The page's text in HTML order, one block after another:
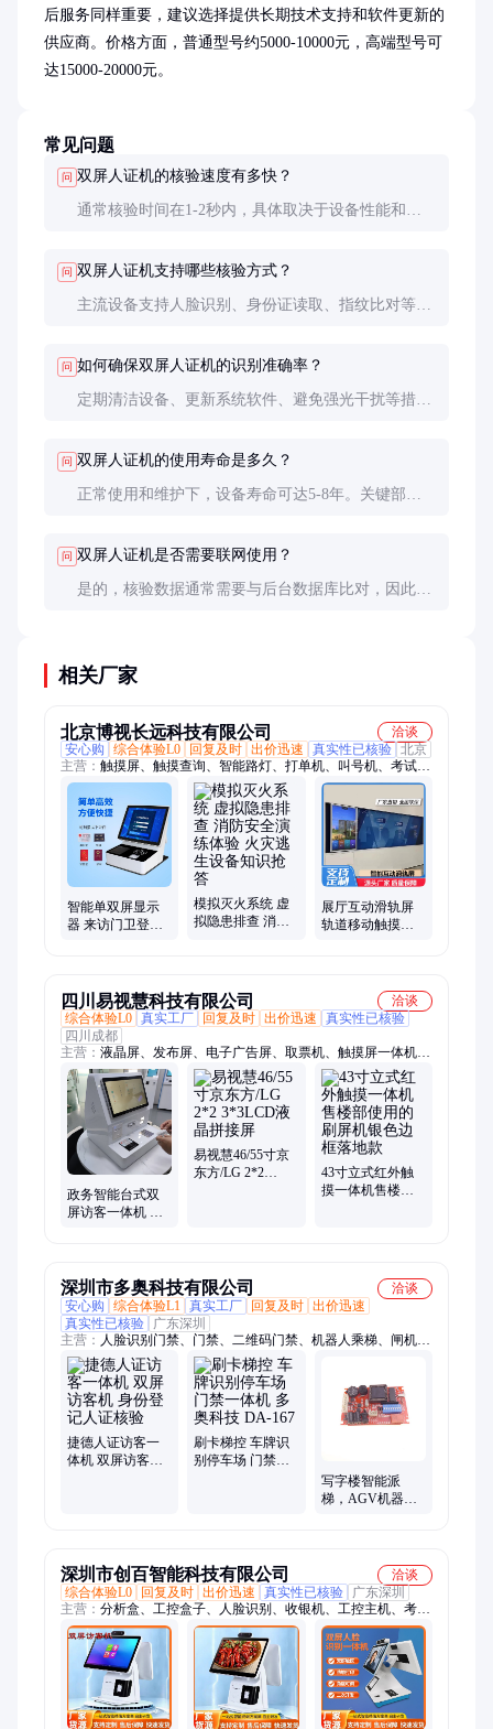
后服务同样重要，建议选择提供长期技术支持和软件更新的
供应商。价格方面，普通型号约5000-10000元，高端型号可
达15000-20000元。
常见问题
问 双屏人证机的核验速度有多快？
通常核验时间在1-2秒内，具体取决于设备性能和网
问 双屏人证机支持哪些核验方式？
主流设备支持人脸识别、身份证读取、指纹比对等多
问 如何确保双屏人证机的识别准确率？
定期清洁设备、更新系统软件、避免强光干扰等措施
问 双屏人证机的使用寿命是多久？
正常使用和维护下，设备寿命可达5-8年。关键部件
问 双屏人证机是否需要联网使用？
是的，核验数据通常需要与后台数据库比对，因此稳
相关厂家
北京博视长远科技有限公司
洽谈
安心购
综合体验L0 回复及时 出价迅速 真实性已核验 北京
主营： 触摸屏、触摸查询、智能路灯、打单机、叫号机、考试
机、除味机、取单机、取票机、广告机、排队机、借阅机、费缴
费机、电子听书机、电子图书、自助终端、医院自助、滑轨电
视、图书自助、智慧路灯、自助借还、纳米触摸、自助购票、纳
米黑板、全息投影
智能单双屏显示
器 来访门卫登记
模拟灭火系统 虚
拟隐患排查 消防
展厅互动滑轨屏
轨道移动触摸显
四川易视慧科技有限公司
洽谈
综合体验L0 真实工厂 回复及时 出价迅速
真实性已核验
四川成都
主营： 液晶屏、发布屏、电子广告屏、取票机、触摸屏一体机、
签到机、工控机、广告机、海报机、排队机、教学会议一体机、
自助机、触控一体机、查询机、自助终端机、电子屏、触摸显示
器、滑轨屏、拼接屏、联动屏、分诊屏、led显示屏、门牌屏、画
框屏
政务智能台式双
屏访客一体机 刷
易视慧46/55寸京
东方/LG 2*2
43寸立式红外触
摸一体机售楼部
深圳市多奥科技有限公司
洽谈
安心购
综合体验L1 真实工厂 回复及时 出价迅速
真实性已核验
广东深圳
主营： 人脸识别门禁、门禁、二维码门禁、机器人乘梯、闸机、
智能一卡通、门禁一卡通、智能梯控、梯控一卡通、电梯门禁、
IC卡电梯、国密门禁、CPU卡门禁、CPU卡一卡通、国密梯控、
CPU卡梯控、二维码梯控、人脸识别梯控、电梯IC卡、电梯一卡
通、门禁系统、门禁读卡器、IC卡读卡器、CPU卡读卡器、门禁
控制器
捷德人证访客一
体机 双屏访客机
刷卡梯控 车牌识
别停车场 门禁一
写字楼智能派
梯，AGV机器人
深圳市创百智能科技有限公司
洽谈
综合体验L0
回复及时 出价迅速 真实性已核验
广东深圳
主营： 分析盒、工控盒子、人脸识别、收银机、工控主机、考勤
闸机、工控一体机、虹膜门禁机、访客一体机、测温门禁一体
机、智能政务一体机、人证核验一体机、掌纹识别一体机、热敏
打印访客机、刷卡识别核验机、门禁考勤广告机、安卓主板、工
控主板、智能快递柜、条型码扫码器、边缘计算盒子、龙虾盒子